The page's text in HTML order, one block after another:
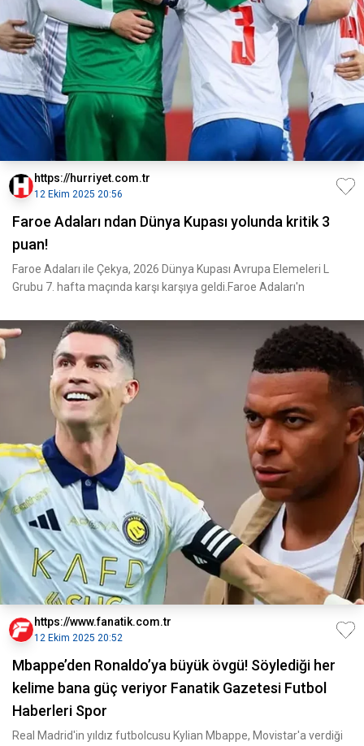
https://hurriyet.com.tr
12 Ekim 2025 20:56
Faroe Adaları ndan Dünya Kupası yolunda kritik 3
puan!
Faroe Adaları ile Çekya, 2026 Dünya Kupası Avrupa Elemeleri L
Grubu 7. hafta maçında karşı karşıya geldi.Faroe Adaları'n
https://www.fanatik.com.tr
12 Ekim 2025 20:52
Mbappe’den Ronaldo’ya büyük övgü! Söylediği her
kelime bana güç veriyor Fanatik Gazetesi Futbol
Haberleri Spor
Real Madrid'in yıldız futbolcusu Kylian Mbappe, Movistar'a verdiği